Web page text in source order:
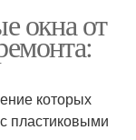
окна от
которых
пластиковыми